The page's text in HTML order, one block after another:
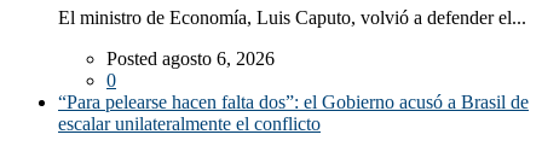
El ministro de Economía, Luis Caputo, volvió a defender el...
Posted agosto 6, 2026
0
“Para pelearse hacen falta dos”: el Gobierno acusó a Brasil de
escalar unilateralmente el conflicto